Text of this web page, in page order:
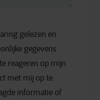
gelezen en
gegevens
reageren op mijn
met mij op te
informatie of